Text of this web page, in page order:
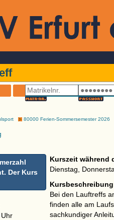
80000 Ferien-Sommersemester 2026
Der Kurs
Kurszeit während
Dienstag,
Bei den Lauftreffs
finden alle am
sachkundiger